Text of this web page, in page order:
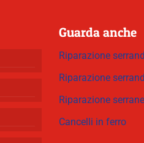
Guarda anche
Riparazione
Riparazione
Riparazione
Cancelli in ferro